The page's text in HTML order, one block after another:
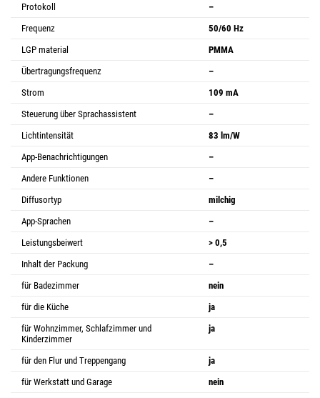
Protokoll
–
Frequenz
50/60 Hz
LGP material
PMMA
Übertragungsfrequenz
–
Strom
109 mA
Steuerung über Sprachassistent
–
Lichtintensität
83 lm/W
App-Benachrichtigungen
–
Andere Funktionen
–
Diffusortyp
milchig
App-Sprachen
–
Leistungsbeiwert
> 0,5
Inhalt der Packung
–
für Badezimmer
nein
für die Küche
ja
für Wohnzimmer, Schlafzimmer und
Kinderzimmer
ja
für den Flur und Treppengang
ja
für Werkstatt und Garage
nein